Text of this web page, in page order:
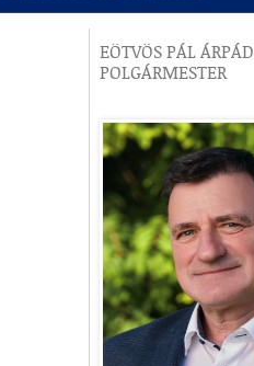
EÖTVÖS PÁL ÁRPÁD
POLGÁRMESTER